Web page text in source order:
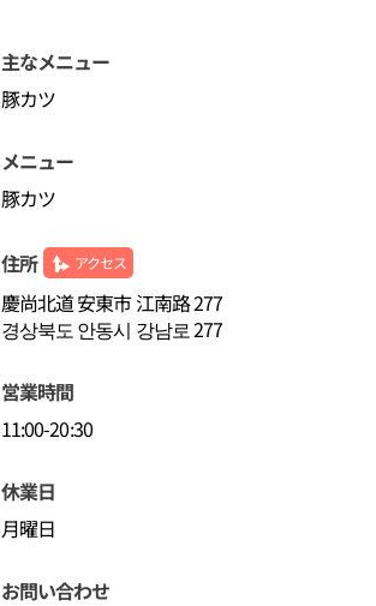
主なメニュー
豚カツ
メニュー
豚カツ
住所 アクセス
慶尚北道 安東市 江南路 277
경상북도 안동시 강남로 277
営業時間
11:00-20:30
休業日
月曜日
お問い合わせ